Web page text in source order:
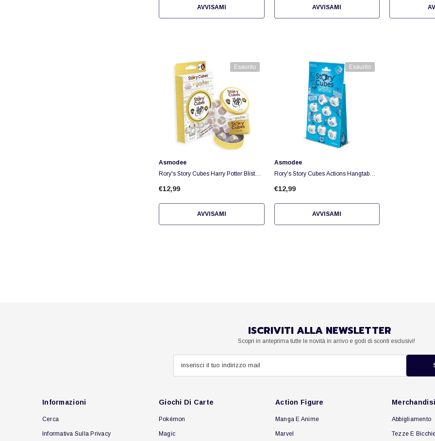
AVVISAMI AVVISAMI
Esaurito
Fornitore:
Asmodee
Rory's Story Cubes Harry Potter Blister
€12,99
AVVISAMI
Esaurito
Fornitore:
Asmodee
Rory's Story Cubes Actions Hangtab
€12,99
AVVISAMI
ISCRIVITI ALLA NEWSLETTER
Scopri in anteprima tutte le novità in arrivo e godi di sconti esclusivi!
Informazioni
Cerca
Informativa Sulla Privacy
Giochi Di Carte
Pokémon
Magic
Action Figure
Manga E Anime
Marvel
Abbigliamento
Tezze E